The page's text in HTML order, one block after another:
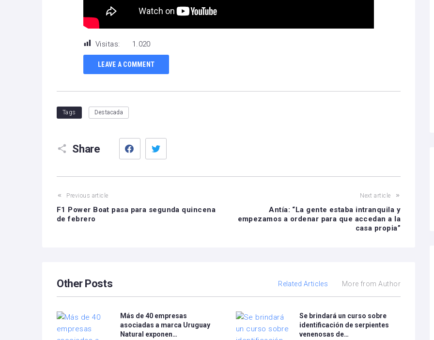
Visitas: 1.020
LEAVE A COMMENT
Tags Destacada
Share
Facebook
Previous article
F1 Power Boat pasa para segunda quincena
de febrero
Next article
Antía: “La gente estaba intranquila y
empezamos a ordenar para que accedan a la
casa propia”
Other Posts Related Articles More from Author
Más de 40 empresas
asociadas a marca Uruguay
Natural exponen…
Se brindará un curso sobre
identificación de serpientes
venenosas de…